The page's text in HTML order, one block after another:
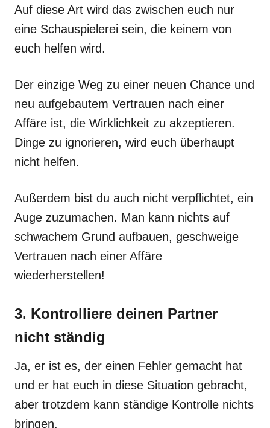
Auf diese Art wird das zwischen euch nur
eine Schauspielerei sein, die keinem von
euch helfen wird.
Der einzige Weg zu einer neuen Chance und
neu aufgebautem Vertrauen nach einer
Affäre ist, die Wirklichkeit zu akzeptieren.
Dinge zu ignorieren, wird euch überhaupt
nicht helfen.
Außerdem bist du auch nicht verpflichtet, ein
Auge zuzumachen. Man kann nichts auf
schwachem Grund aufbauen, geschweige
Vertrauen nach einer Affäre
wiederherstellen!
3. Kontrolliere deinen Partner
nicht ständig
Ja, er ist es, der einen Fehler gemacht hat
und er hat euch in diese Situation gebracht,
aber trotzdem kann ständige Kontrolle nichts
bringen.